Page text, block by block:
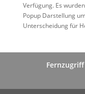
Verfügung. Es
Popup Darstellung
Unterscheidung für
Fernzugriff